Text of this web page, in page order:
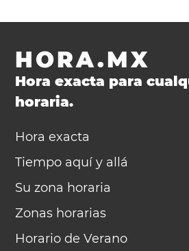
HORA.MX
Hora exacta para
horaria.
Hora exacta
Tiempo aquí y allá
Su zona horaria
Zonas horarias
Horario de Verano